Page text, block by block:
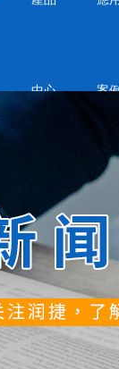
中心 案